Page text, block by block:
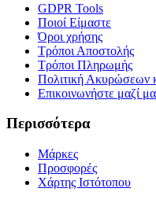
GDPR Tools
Ποιοί Είμαστε
Όροι χρήσης
Τρόποι Αποστολής
Τρόποι Πληρωμής
Πολιτική Ακυρώσεων
Επικοινωνήστε μαζί
Περισσότερα
Μάρκες
Προσφορές
Χάρτης Ιστότοπου